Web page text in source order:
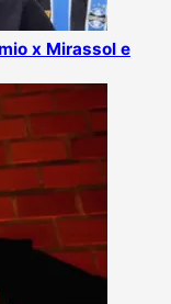
x Mirassol e